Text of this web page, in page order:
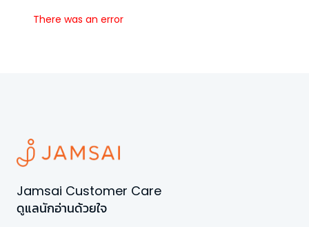
There was an error
Jamsai Customer Care
ดูแลนักอ่านด้วยใจ